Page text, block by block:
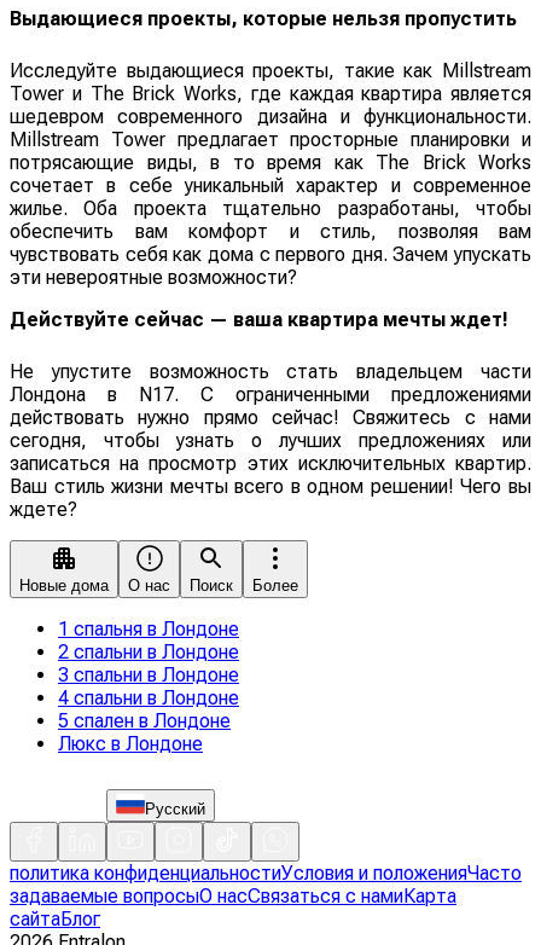
Выдающиеся проекты, которые нельзя пропустить
Исследуйте выдающиеся проекты, такие как Millstream
Tower и The Brick Works, где каждая квартира является
шедевром современного дизайна и функциональности.
Millstream Tower предлагает просторные планировки и
потрясающие виды, в то время как The Brick Works
сочетает в себе уникальный характер и современное
жилье. Оба проекта тщательно разработаны, чтобы
обеспечить вам комфорт и стиль, позволяя вам
чувствовать себя как дома с первого дня. Зачем упускать
эти невероятные возможности?
Действуйте сейчас — ваша квартира мечты ждет!
Не упустите возможность стать владельцем части
Лондона в N17. С ограниченными предложениями
действовать нужно прямо сейчас! Свяжитесь с нами
сегодня, чтобы узнать о лучших предложениях или
записаться на просмотр этих исключительных квартир.
Ваш стиль жизни мечты всего в одном решении! Чего вы
ждете?
Новые дома О нас Поиск Более
1 спальня в Лондоне
2 спальни в Лондоне
3 спальни в Лондоне
4 спальни в Лондоне
5 спален в Лондоне
Люкс в Лондоне
Русский
политика конфиденциальностиУсловия и положенияЧасто
задаваемые вопросыО насСвязаться с намиКарта
сайтаБлог